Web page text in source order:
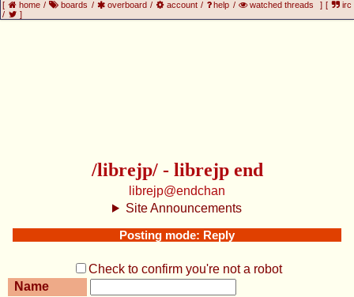
[ home / boards / overboard / account / help / watched threads ] [
irc
/
]
/librejp/ - librejp end
librejp@endchan
Site Announcements
Posting mode: Reply
Check to confirm you're not a robot
Name